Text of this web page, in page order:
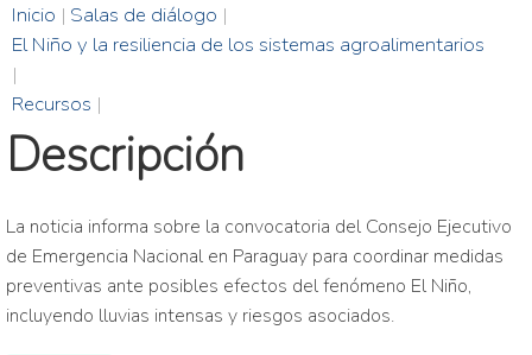
Inicio | Salas de diálogo |
El Niño y la resiliencia de los sistemas agroalimentarios
|
Recursos |
Descripción
La noticia informa sobre la convocatoria del Consejo Ejecutivo
de Emergencia Nacional en Paraguay para coordinar medidas
preventivas ante posibles efectos del fenómeno El Niño,
incluyendo lluvias intensas y riesgos asociados.